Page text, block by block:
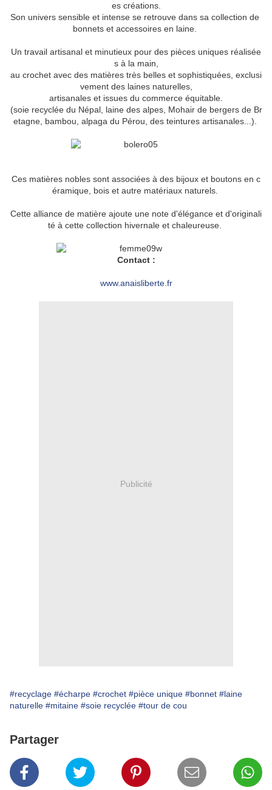
es créations.
Son univers sensible et intense se retrouve dans sa collection de
bonnets et accessoires en laine.
Un travail artisanal et minutieux pour des pièces uniques réalisée
s à la main,
au crochet avec des matières très belles et sophistiquées, exclusi
vement des laines naturelles,
artisanales et issues du commerce équitable.
(soie recyclée du Népal, laine des alpes, Mohair de bergers de Br
etagne, bambou, alpaga du Pérou, des teintures artisanales...).
Ces matières nobles sont associées à des bijoux et boutons en c
éramique, bois et autre matériaux naturels.
Cette alliance de matière ajoute une note d'élégance et d'originali
té à cette collection hivernale et chaleureuse.
Contact :
www.anaisliberte.fr
Publicité
#recyclage #écharpe #crochet #pièce unique #bonnet #laine
naturelle #mitaine #soie recyclée #tour de cou
Partager